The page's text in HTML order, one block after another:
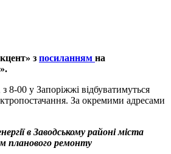
з посиланням на
8-00 у Запоріжжі відбуватимуться
За окремими адресами
в Заводському районі міста
планового ремонту